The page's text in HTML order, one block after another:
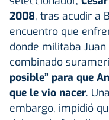
2008, tras acudir a
encuentro que
donde militaba
combinado
posible” para que
que le vio nacer.
embargo, impidió